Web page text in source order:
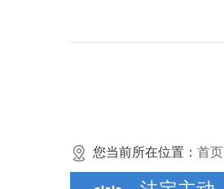
您当前所在位置： 首页